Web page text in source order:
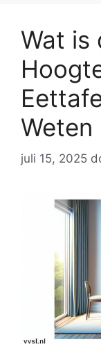
Wat is
Weten
juli 15, 2025